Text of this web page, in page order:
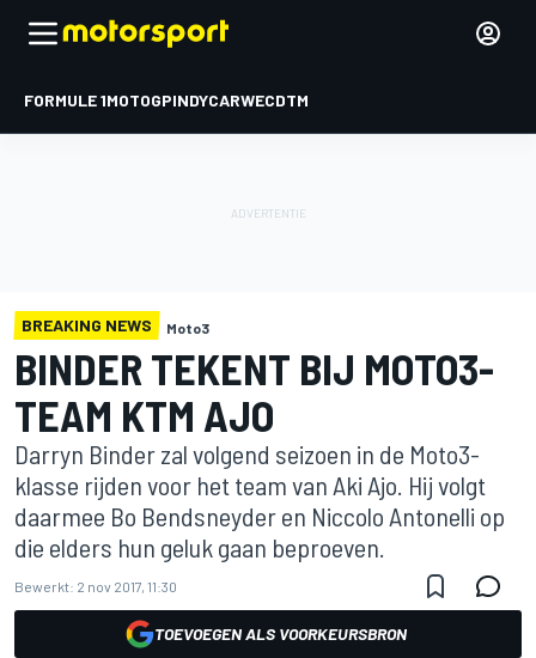
FORMULE 1MOTOGPINDYCARWECDTM
BREAKING NEWS Moto3
BINDER TEKENT BIJ MOTO3-
TEAM KTM AJO
Darryn Binder zal volgend seizoen in de Moto3-
klasse rijden voor het team van Aki Ajo. Hij volgt
daarmee Bo Bendsneyder en Niccolo Antonelli op
die elders hun geluk gaan beproeven.
Bewerkt: 2 nov 2017, 11:30
TOEVOEGEN ALS VOORKEURSBRON